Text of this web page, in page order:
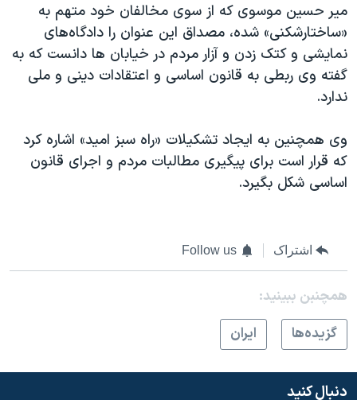
میر حسین موسوی که از سوی مخالفان خود متهم به
«ساختارشکنی» شده، مصداق این عنوان را دادگاه‌های
نمایشی و کتک ‌زدن و آزار مردم در خیابان‌ ها دانست که به
گفته وی ربطی به قانون اساسی و اعتقادات دینی و ملی
ندارد.
وی همچنین به ایجاد تشکیلات «راه سبز امید» اشاره کرد
که قرار است برای پیگیری مطالبات مردم و اجرای قانون
اساسی شکل بگیرد.
اشتراک Follow us
همچنبن ببینید:
گزيده‌ها
ايران
دنبال کنید